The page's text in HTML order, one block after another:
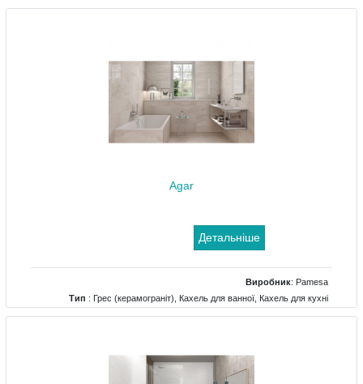
для террасс, Кахель для холу, Мозаїка
Agar
Детальніше
Виробник: Pamesa
Тип : Грес (керамограніт), Кахель для ванної, Кахель для кухні